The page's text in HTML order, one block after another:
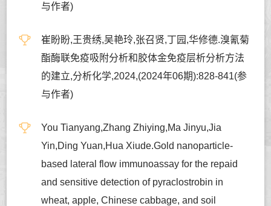
与作者)
崔盼盼,王贵绣,吴艳玲,张召贤,丁园,华修德.溴氰菊
酯酶联免疫吸附分析和胶体金免疫层析分析方法
的建立,分析化学,2024,(2024年06期):828-841(参
与作者)
You Tianyang,Zhang Zhiying,Ma Jinyu,Jia
Yin,Ding Yuan,Hua Xiude.Gold nanoparticle-
based lateral flow immunoassay for the repaid
and sensitive detection of pyraclostrobin in
wheat, apple, Chinese cabbage, and soil